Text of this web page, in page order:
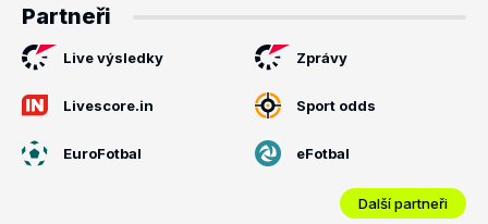
Partneři
Live výsledky Zprávy
Livescore.in Sport odds
EuroFotbal eFotbal
Další partneři